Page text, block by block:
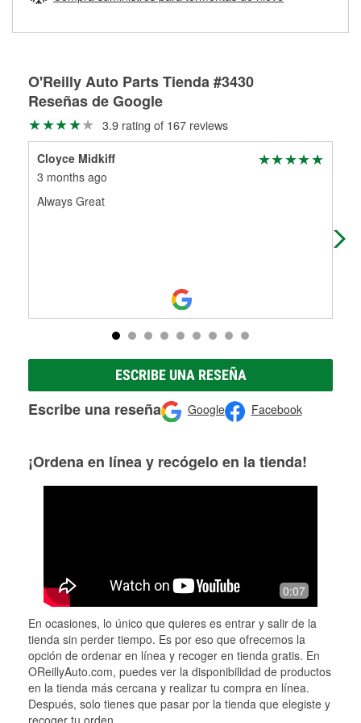
partes de reemplazo correctas para tu reparación.
O'Reilly Auto Parts Tienda #3430
Reseñas de Google
3.9 rating of 167 reviews
Cloyce Midkiff
3 months ago
Always Great
ESCRIBE UNA RESEÑA
Escribe una reseña Google Facebook
¡Ordena en línea y recógelo en la tienda!
0:07
En ocasiones, lo único que quieres es entrar y salir de la
tienda sin perder tiempo. Es por eso que ofrecemos la
opción de ordenar en línea y recoger en tienda gratis. En
OReillyAuto.com, puedes ver la disponibilidad de productos
en la tienda más cercana y realizar tu compra en línea.
Después, solo tienes que pasar por la tienda que elegiste y
recoger tu orden.